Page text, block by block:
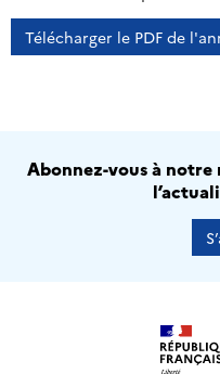
Télécharger le PDF de
Abonnez-vous à